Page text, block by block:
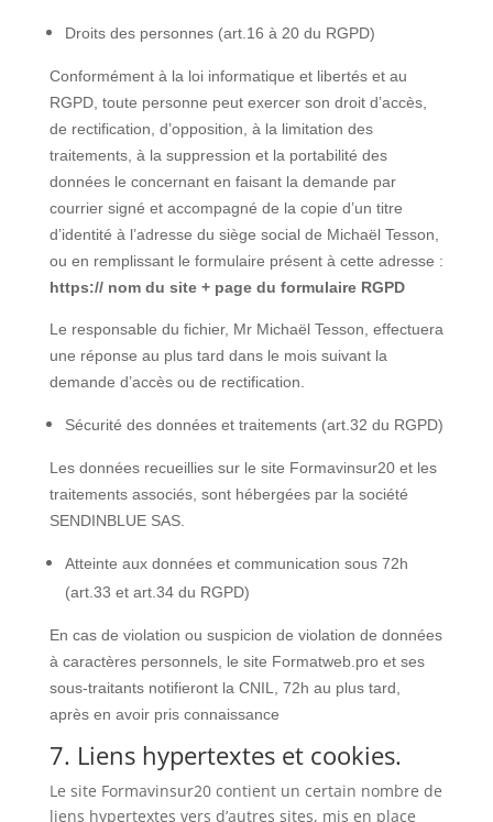
Droits des personnes (art.16 à 20 du RGPD)
Conformément à la loi informatique et libertés et au
RGPD, toute personne peut exercer son droit d’accès,
de rectification, d’opposition, à la limitation des
traitements, à la suppression et la portabilité des
données le concernant en faisant la demande par
courrier signé et accompagné de la copie d’un titre
d’identité à l’adresse du siège social de Michaël Tesson,
ou en remplissant le formulaire présent à cette adresse :
https:// nom du site + page du formulaire RGPD
Le responsable du fichier, Mr Michaël Tesson, effectuera
une réponse au plus tard dans le mois suivant la
demande d’accès ou de rectification.
Sécurité des données et traitements (art.32 du RGPD)
Les données recueillies sur le site Formavinsur20 et les
traitements associés, sont hébergées par la société
SENDINBLUE SAS.
Atteinte aux données et communication sous 72h
(art.33 et art.34 du RGPD)
En cas de violation ou suspicion de violation de données
à caractères personnels, le site Formatweb.pro et ses
sous-traitants notifieront la CNIL, 72h au plus tard,
après en avoir pris connaissance
7. Liens hypertextes et cookies.
Le site Formavinsur20 contient un certain nombre de
liens hypertextes vers d’autres sites, mis en place